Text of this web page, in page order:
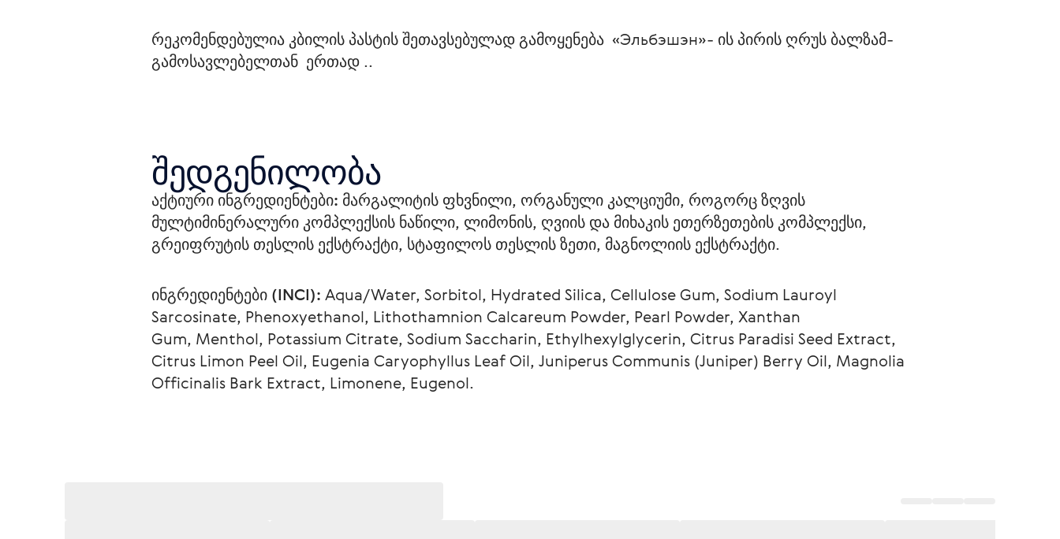
რეკომენდებულია კბილის პასტის შეთავსებულად გამოყენება  «Эльбэшэн»- ის პირის ღრუს ბალზამ-
გამოსავლებელთან  ერთად ..
შედგენილობა
აქტიური ინგრედიენტები: მარგალიტის ფხვნილი, ორგანული კალციუმი, როგორც ზღვის
მულტიმინერალური კომპლექსის ნაწილი, ლიმონის, ღვიის და მიხაკის ეთერზეთების კომპლექსი,
გრეიფრუტის თესლის ექსტრაქტი, სტაფილოს თესლის ზეთი, მაგნოლიის ექსტრაქტი.
ინგრედიენტები (INCI): Aqua/Water, Sorbitol, Hydrated Silica, Cellulose Gum, Sodium Lauroyl
Sarcosinate, Phenoxyethanol, Lithothamnion Calcareum Powder, Pearl Powder, Xanthan
Gum, Menthol, Potassium Citrate, Sodium Saccharin, Ethylhexylglycerin, Citrus Paradisi Seed Extract,
Citrus Limon Peel Oil, Eugenia Caryophyllus Leaf Oil, Juniperus Communis (Juniper) Berry Oil, Magnolia
Officinalis Bark Extract, Limonene, Eugenol.